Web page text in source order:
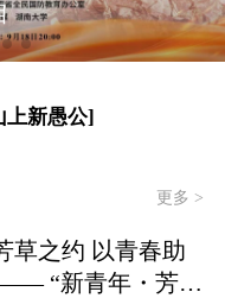
把传统和现代有机
上新愚公]
更多 >
草之约 以青春助
“新青年・芳草